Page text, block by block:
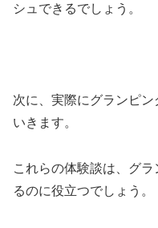
シュできるでしょう。
次に、実際にグランピ
いきます。
これらの体験談は、グ
るのに役立つでしょう。